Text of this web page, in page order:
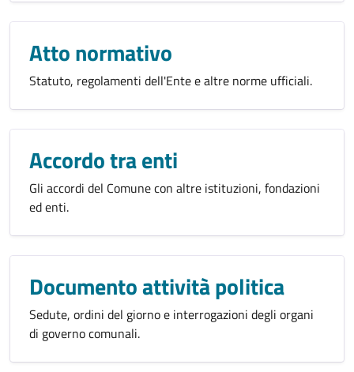
Atto normativo
Statuto, regolamenti dell'Ente e altre norme ufficiali.
Accordo tra enti
Gli accordi del Comune con altre istituzioni, fondazioni
ed enti.
Documento attività politica
Sedute, ordini del giorno e interrogazioni degli organi
di governo comunali.